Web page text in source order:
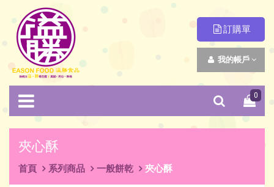
訂購單
我的帳戶
0
夾心酥
首頁 系列商品 一般餅乾 夾心酥